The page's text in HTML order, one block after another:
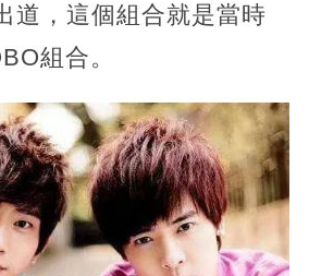
道，這個組合就是當時
組合。